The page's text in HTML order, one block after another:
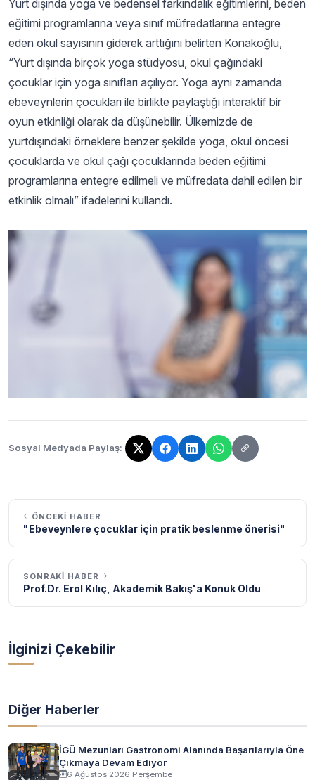
Yurt dışında yoga ve bedensel farkındalık eğitimlerini, beden
eğitimi programlarına veya sınıf müfredatlarına entegre
eden okul sayısının giderek arttığını belirten Konakoğlu,
“Yurt dışında birçok yoga stüdyosu, okul çağındaki
çocuklar için yoga sınıfları açılıyor. Yoga aynı zamanda
ebeveynlerin çocukları ile birlikte paylaştığı interaktif bir
oyun etkinliği olarak da düşünebilir. Ülkemizde de
yurtdışındaki örneklere benzer şekilde yoga, okul öncesi
çocuklarda ve okul çağı çocuklarında beden eğitimi
programlarına entegre edilmeli ve müfredata dahil edilen bir
etkinlik olmalı” ifadelerini kullandı.
Sosyal Medyada Paylaş:
Bağlantı kopyalandı!
ÖNCEKI HABER
"Ebeveynlere çocuklar için pratik beslenme önerisi"
SONRAKI HABER
Prof.Dr. Erol Kılıç, Akademik Bakış'a Konuk Oldu
İlginizi Çekebilir
Diğer Haberler
İGÜ Mezunları Gastronomi Alanında Başarılarıyla Öne
Çıkmaya Devam Ediyor
6 Ağustos 2026 Perşembe